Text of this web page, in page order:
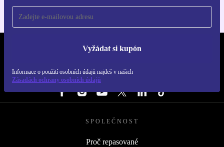
Vyžádat si kupón
Informace o použití osobních údajů najdeš v našich
Zásadách ochrany osobních údajů
REFURBED ČESKO - RETHINK NEW.
SLEDUJ NÁS
SPOLEČNOST
Proč repasované